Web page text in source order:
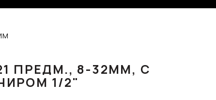
ПРЕДМ., 8-32ММ, С
1/2"